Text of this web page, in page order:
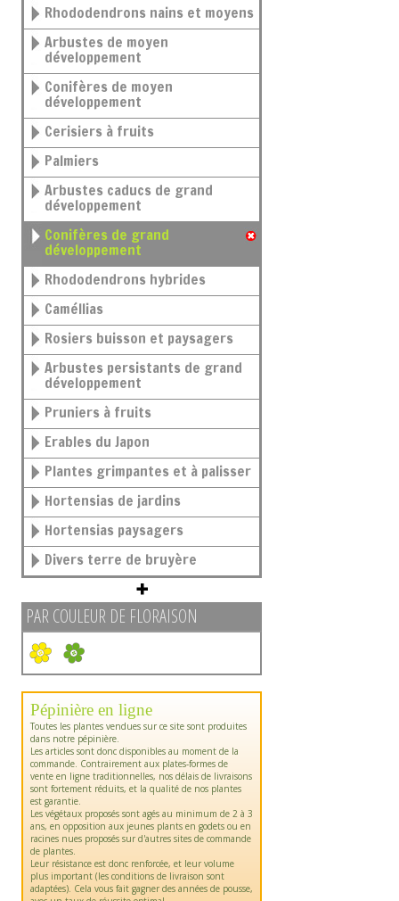
Rhododendrons nains et moyens
Arbustes de moyen
développement
Conifères de moyen
développement
Cerisiers à fruits
Palmiers
Arbustes caducs de grand
développement
Conifères de grand
développement
Rhododendrons hybrides
Caméllias
Rosiers buisson et paysagers
Arbustes persistants de grand
développement
Pruniers à fruits
Erables du Japon
Plantes grimpantes et à palisser
Hortensias de jardins
Hortensias paysagers
Divers terre de bruyère
PAR COULEUR DE FLORAISON
Pépinière en ligne
Toutes les plantes vendues sur ce site sont produites
dans notre pépinière.
Les articles sont donc disponibles au moment de la
commande. Contrairement aux plates-formes de
vente en ligne traditionnelles, nos délais de livraisons
sont fortement réduits, et la qualité de nos plantes
est garantie.
Les végétaux proposés sont agés au minimum de 2 à 3
ans, en opposition aux jeunes plants en godets ou en
racines nues proposés sur d'autres sites de commande
de plantes.
Leur résistance est donc renforcée, et leur volume
plus important (les conditions de livraison sont
adaptées). Cela vous fait gagner des années de pousse,